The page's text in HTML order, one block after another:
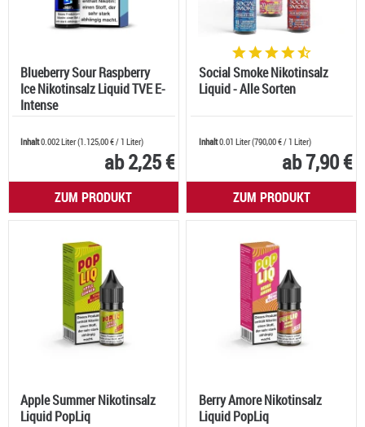
Blueberry Sour Raspberry
Ice Nikotinsalz Liquid TVE E-
Intense
Inhalt0.002 Liter(1.125,00 €/ 1 Liter)
ab 2,25 €
ZUM PRODUKT
Social Smoke Nikotinsalz
Liquid - Alle Sorten
Inhalt0.01 Liter(790,00 €/ 1 Liter)
ab 7,90 €
ZUM PRODUKT
Apple Summer Nikotinsalz
Liquid PopLiq
Berry Amore Nikotinsalz
Liquid PopLiq